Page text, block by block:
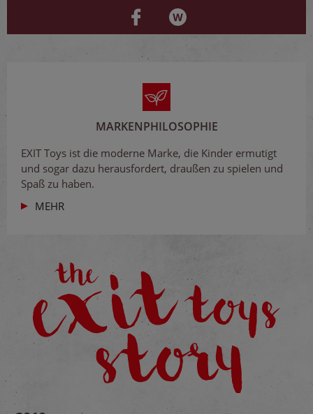
MARKENPHILOSOPHIE
EXIT Toys ist die moderne Marke, die Kinder ermutigt
und sogar dazu herausfordert, draußen zu spielen und
Spaß zu haben.
MEHR